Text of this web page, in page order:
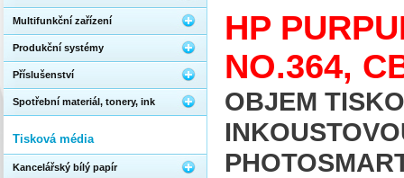
HP
NO.364,
OBJEM
Multifunkční zařízení
Produkční systémy
Příslušenství
Spotřební materiál, tonery, ink
Tisková média
Kancelářský bílý papír